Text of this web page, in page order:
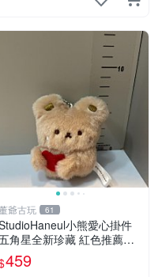
爺古玩 61
小熊愛心掛件
角星全新珍藏 紅色推薦收
藏 玩具掛飾 掛件 新品
459